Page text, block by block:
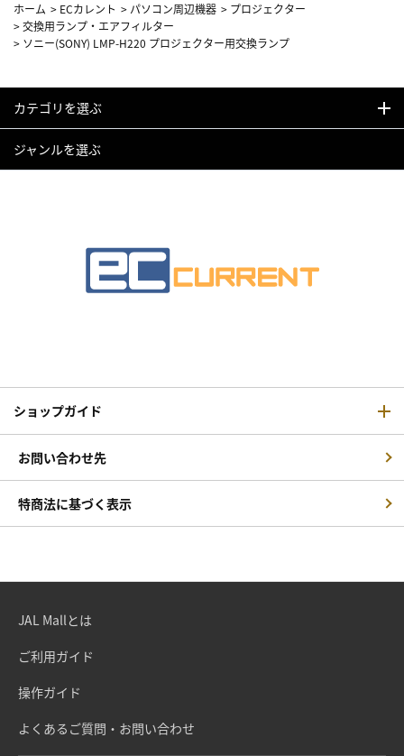
ホーム > ECカレント > パソコン周辺機器 > プロジェクター
>交換用ランプ・エアフィルター
> ソニー(SONY) LMP-H220 プロジェクター用交換ランプ
カテゴリを選ぶ
ジャンルを選ぶ
ショップガイド
お問い合わせ先
特商法に基づく表示
JAL Mallとは
ご利用ガイド
操作ガイド
よくあるご質問・お問い合わせ